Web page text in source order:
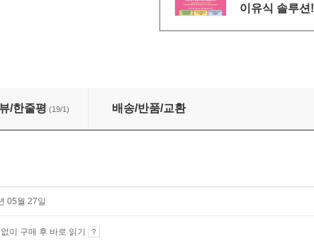
이유식 솔루션!
to Basics)
/한줄평 (19/1) 배송/반품/교환
05월 27일
이 구매 후 바로 읽기